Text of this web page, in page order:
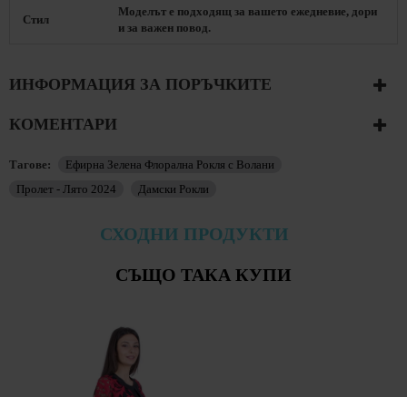
Стил
Моделът е подходящ за вашето ежедневие, дори
и за важен повод.
ИНФОРМАЦИЯ ЗА ПОРЪЧКИТЕ
КОМЕНТАРИ
Тагове:
Ефирна Зелена Флорална Рокля с Волани
Пролет - Лято 2024
Дамски Рокли
СХОДНИ ПРОДУКТИ
СЪЩО ТАКА КУПИ